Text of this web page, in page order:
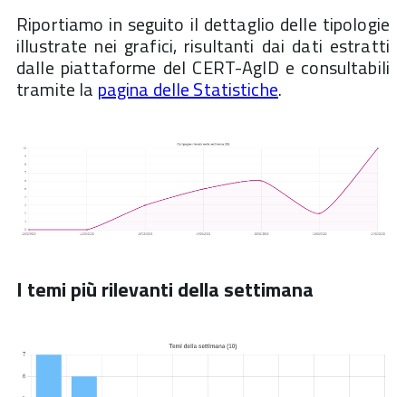
Riportiamo in seguito il dettaglio delle tipologie
illustrate nei grafici, risultanti dai dati estratti
dalle piattaforme del CERT-AgID e consultabili
tramite la pagina delle Statistiche.
I temi più rilevanti della settimana